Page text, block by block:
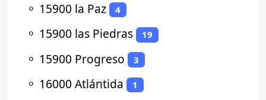
⚬ 15900 la Paz 4
⚬ 15900 las Piedras 19
⚬ 15900 Progreso 3
⚬ 16000 Atlántida 1